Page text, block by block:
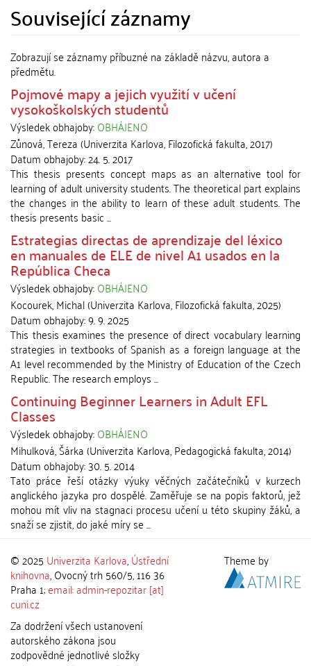
Související záznamy
Zobrazují se záznamy příbuzné na základě názvu, autora a
předmětu.
Pojmové mapy a jejich využití v učení
vysokoškolských studentů
Výsledek obhajoby:OBHÁJENO
Zůnová, Tereza(Univerzita Karlova, Filozofická fakulta,2017)
Datum obhajoby:24. 5. 2017
This thesis presents concept maps as an alternative tool for
learning of adult university students. The theoretical part explains
the changes in the ability to learn of these adult students. The
thesis presents basic ...
Estrategias directas de aprendizaje del léxico
en manuales de ELE de nivel A1 usados en la
República Checa
Výsledek obhajoby:OBHÁJENO
Kocourek, Michal(Univerzita Karlova, Filozofická fakulta,2025)
Datum obhajoby:9. 9. 2025
This thesis examines the presence of direct vocabulary learning
strategies in textbooks of Spanish as a foreign language at the
A1 level recommended by the Ministry of Education of the Czech
Republic. The research employs ...
Continuing Beginner Learners in Adult EFL
Classes
Výsledek obhajoby:OBHÁJENO
Mihulková, Šárka(Univerzita Karlova, Pedagogická fakulta,2014)
Datum obhajoby:30. 5. 2014
Tato práce řeší otázky výuky věčných začátečníků v kurzech
anglického jazyka pro dospělé. Zaměřuje se na popis faktorů, jež
mohou mít vliv na stagnaci procesu učení u této skupiny žáků, a
snaží se zjistit, do jaké míry se ...
© 2025 Univerzita Karlova,Ústřední
knihovna, Ovocný trh 560/5, 116 36
Praha 1;email: admin-repozitar [at]
cuni.cz
Za dodržení všech ustanovení
autorského zákona jsou
zodpovědné jednotlivé složky
Theme by